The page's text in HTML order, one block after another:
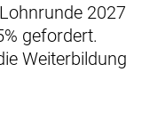
2027
gefordert.
Weiterbildung